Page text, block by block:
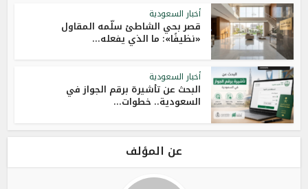
أخبار السعودية
قصر بحي الشاطئ سلّمه المقاول
«نظيفًا»: ما الذي يفعله...
أخبار السعودية
البحث عن تأشيرة برقم الجواز في
السعودية.. خطوات...
عن المؤلف